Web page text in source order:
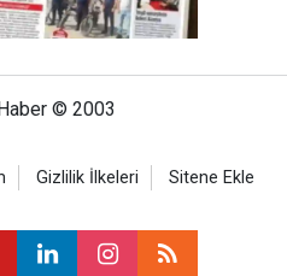
© 2003
Gizlilik İlkeleri Sitene Ekle